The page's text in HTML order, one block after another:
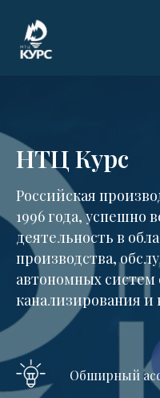
НТЦ Курс
Российская
1996 года, успешно
деятельность в
производства,
автономных систем
канализирования и
Обширный